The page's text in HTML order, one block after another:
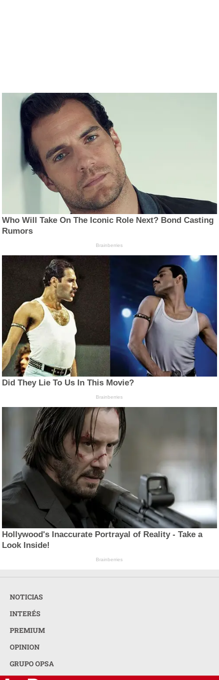
Who Will Take On The Iconic Role Next? Bond Casting
Rumors
Brainberries
Did They Lie To Us In This Movie?
Brainberries
Hollywood's Inaccurate Portrayal of Reality - Take a
Look Inside!
Brainberries
NOTICIAS
INTERÉS
PREMIUM
OPINION
GRUPO OPSA